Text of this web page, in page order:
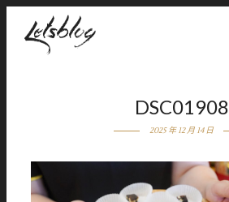
DSC01908
2025 年 12 月 14 日